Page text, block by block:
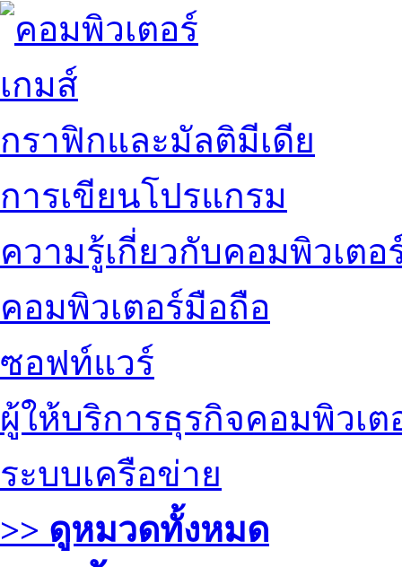
เกมส์
กราฟิกและมัลติมีเดีย
การเขียนโปรแกรม
ความรู้เกี่ยวกับคอมพิวเตอ
คอมพิวเตอร์มือถือ
ซอฟท์แวร์
ผู้ให้บริการธุรกิจคอมพิวเต
ระบบเครือข่าย
>> ดูหมวดทั้งหมด